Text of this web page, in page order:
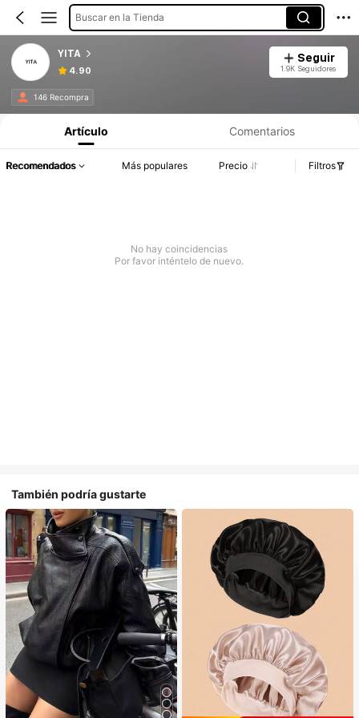
Buscar en la Tienda
YITA
4.90
Seguir
1.9K Seguidores
146 Recompra
Artículo Comentarios
Recomendados Más populares Precio Filtros
No hay coincidencias
Por favor inténtelo de nuevo.
También podría gustarte